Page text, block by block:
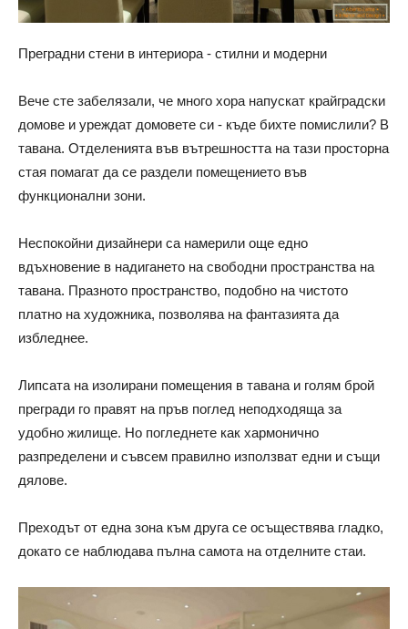
Преградни стени в интериора - стилни и модерни
Вече сте забелязали, че много хора напускат крайградски
домове и уреждат домовете си - къде бихте помислили? В
тавана. Отделенията във вътрешността на тази просторна
стая помагат да се раздели помещението във
функционални зони.
Неспокойни дизайнери са намерили още едно
вдъхновение в надигането на свободни пространства на
тавана. Празното пространство, подобно на чистото
платно на художника, позволява на фантазията да
избледнее.
Липсата на изолирани помещения в тавана и голям брой
прегради го правят на пръв поглед неподходяща за
удобно жилище. Но погледнете как хармонично
разпределени и съвсем правилно използват едни и същи
дялове.
Преходът от една зона към друга се осъществява гладко,
докато се наблюдава пълна самота на отделните стаи.